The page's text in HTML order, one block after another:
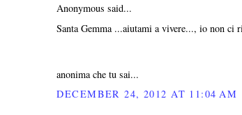
Anonymous said...
Santa Gemma ...aiutami a vivere..., io non ci
anonima che tu sai...
DECEMBER 24, 2012 AT 11:04 AM